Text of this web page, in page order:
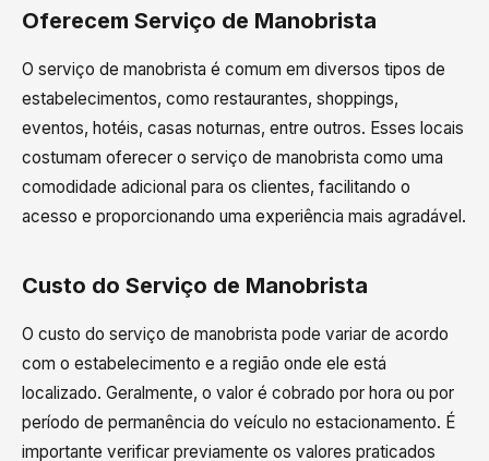
Oferecem Serviço de Manobrista
O serviço de manobrista é comum em diversos tipos de
estabelecimentos, como restaurantes, shoppings,
eventos, hotéis, casas noturnas, entre outros. Esses locais
costumam oferecer o serviço de manobrista como uma
comodidade adicional para os clientes, facilitando o
acesso e proporcionando uma experiência mais agradável.
Custo do Serviço de Manobrista
O custo do serviço de manobrista pode variar de acordo
com o estabelecimento e a região onde ele está
localizado. Geralmente, o valor é cobrado por hora ou por
período de permanência do veículo no estacionamento. É
importante verificar previamente os valores praticados